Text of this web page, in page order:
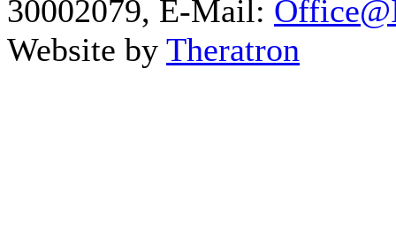
30002079, E-Mail:
Website by Theratron